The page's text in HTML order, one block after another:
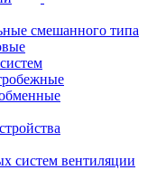
смешанного типа
систем вентиляции